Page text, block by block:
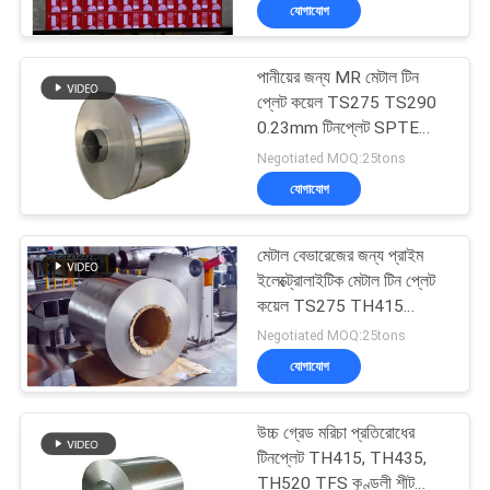
মান
নিয়ন্ত্রণ
যোগাযোগ
করুন
খবর
মামলা
উদ্ধৃতির
জন্য
যোগাযোগ
পানীয়ের জন্য MR মেটাল টিন
প্লেট কয়েল TS275 TS290
0.23mm টিনপ্লেট SPTE
TFS
Negotiated MOQ:25tons
যোগাযোগ
মেটাল বেভারেজের জন্য প্রাইম
ইলেক্ট্রোলাইটিক মেটাল টিন প্লেট
কয়েল TS275 TH415
টিনপ্লেট করতে পারে
Negotiated MOQ:25tons
যোগাযোগ
উচ্চ গ্রেড মরিচা প্রতিরোধের
টিনপ্লেট TH415, TH435,
TH520 TFS কুণ্ডলী শীট